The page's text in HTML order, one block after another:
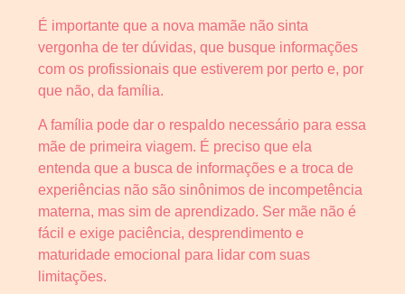
É importante que a nova mamãe não sinta
vergonha de ter dúvidas, que busque informações
com os profissionais que estiverem por perto e, por
que não, da família.
A família pode dar o respaldo necessário para essa
mãe de primeira viagem. É preciso que ela
entenda que a busca de informações e a troca de
experiências não são sinônimos de incompetência
materna, mas sim de aprendizado. Ser mãe não é
fácil e exige paciência, desprendimento e
maturidade emocional para lidar com suas
limitações.